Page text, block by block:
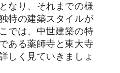
なり、それまでの様
特の建築スタイルが
では、中世建築の特
ある薬師寺と東大寺
しく見ていきましょ